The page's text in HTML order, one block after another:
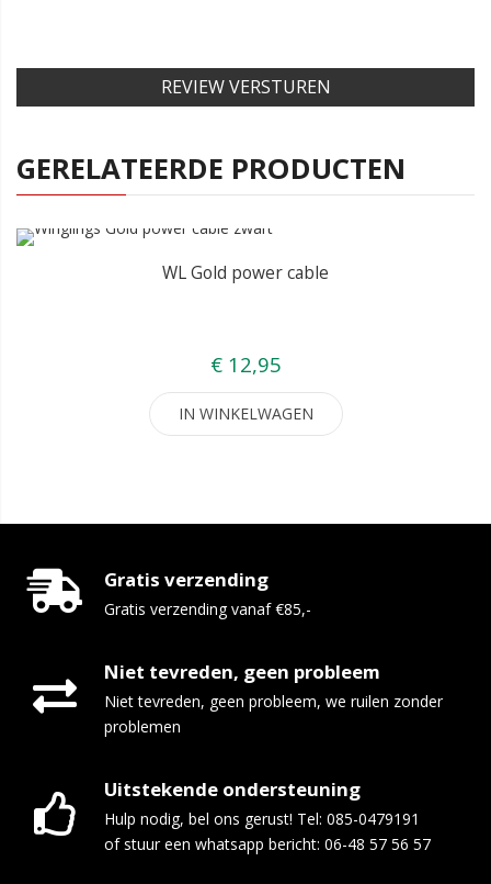
REVIEW VERSTUREN
GERELATEERDE PRODUCTEN
WL Gold power cable
€ 12,95
IN WINKELWAGEN
Gratis verzending
Gratis verzending vanaf €85,-
Niet tevreden, geen probleem
Niet tevreden, geen probleem, we ruilen zonder
problemen
Uitstekende ondersteuning
Hulp nodig, bel ons gerust! Tel: 085-0479191
of stuur een whatsapp bericht: 06-48 57 56 57